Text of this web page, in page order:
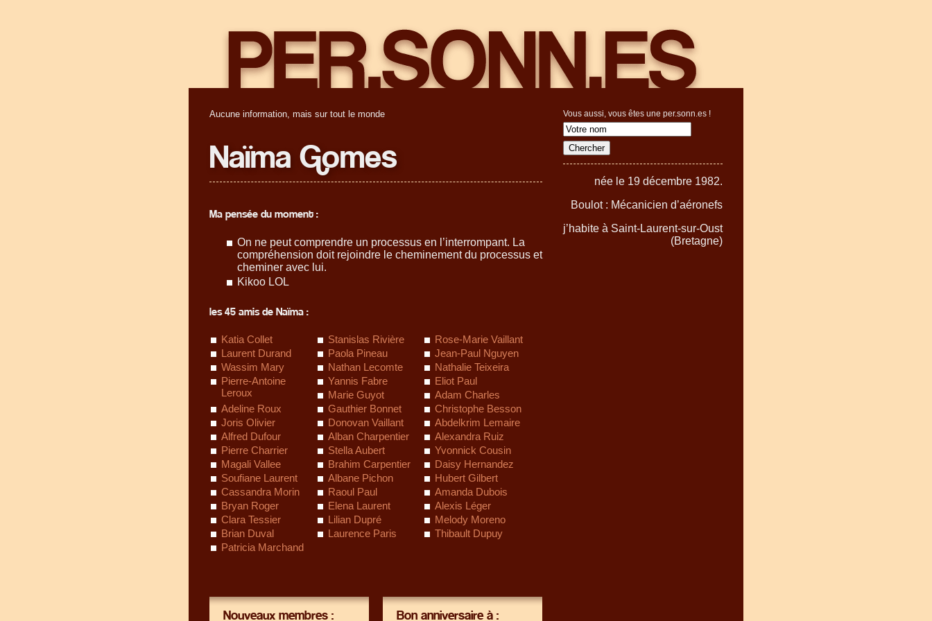
Aucune information, mais sur tout le monde
Naïma Gomes
Vous aussi, vous êtes une per.sonn.es !
née le 19 décembre 1982.
Boulot : Mécanicien d’aéronefs
j’habite à Saint-Laurent-sur-Oust
(Bretagne)
Ma pensée du moment :
On ne peut comprendre un processus en l’interrompant. La
compréhension doit rejoindre le cheminement du processus et
cheminer avec lui.
Kikoo LOL
les 45 amis de Naïma :
Katia Collet Stanislas Rivière
Rose-Marie Vaillant
Laurent Durand
Paola Pineau
Jean-Paul Nguyen
Wassim Mary
Nathan Lecomte
Nathalie Teixeira
Pierre-Antoine
Leroux
Yannis Fabre
Eliot Paul
Marie Guyot
Adam Charles
Adeline Roux
Gauthier Bonnet
Christophe Besson
Joris Olivier
Donovan Vaillant
Abdelkrim Lemaire
Alfred Dufour
Alban Charpentier
Alexandra Ruiz
Pierre Charrier
Stella Aubert
Yvonnick Cousin
Magali Vallee
Brahim Carpentier
Daisy Hernandez
Soufiane Laurent
Albane Pichon
Hubert Gilbert
Cassandra Morin
Raoul Paul
Amanda Dubois
Bryan Roger
Elena Laurent
Alexis Léger
Clara Tessier
Lilian Dupré
Melody Moreno
Brian Duval
Laurence Paris
Thibault Dupuy
Patricia Marchand
Nouveaux membres : Bon anniversaire à :